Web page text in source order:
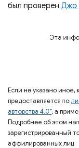
был проверен Джо
Эта
Если не указано иное,
предоставляется по
авторства 4.0", а
Подробнее об этом
зарегистрированный
аффилированных лиц.